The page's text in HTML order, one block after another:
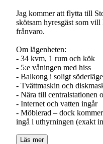
Jag kommer att flytta till
skötsam hyresgäst som
frånvaro.
Om lägenheten:
- 34 kvm, 1 rum och kök
- 5:e våningen med hiss
- Balkong i soligt söderläge
- Tvättmaskin och
- Nära till centralstationen
- Internet och vatten ingår
- Möblerad – dock
ingå i uthyrningen (exakt
Läs mer